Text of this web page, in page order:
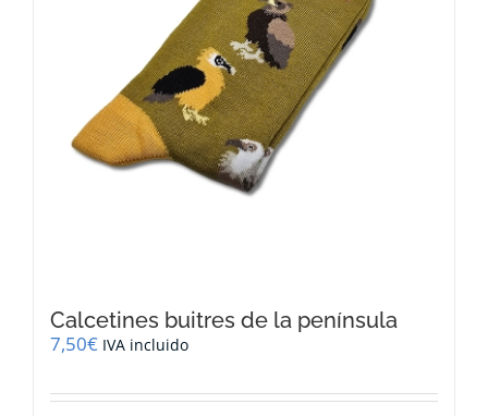
Calcetines buitres de la península
7,50€ IVA incluido